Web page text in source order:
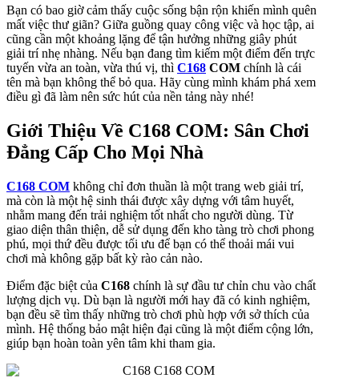
Bạn có bao giờ cảm thấy cuộc sống bận rộn khiến mình quên
mất việc thư giãn? Giữa guồng quay công việc và học tập, ai
cũng cần một khoảng lặng để tận hưởng những giây phút
giải trí nhẹ nhàng. Nếu bạn đang tìm kiếm một điểm đến trực
tuyến vừa an toàn, vừa thú vị, thì C168 COM chính là cái
tên mà bạn không thể bỏ qua. Hãy cùng mình khám phá xem
điều gì đã làm nên sức hút của nền tảng này nhé!
Giới Thiệu Về C168 COM: Sân Chơi
Đẳng Cấp Cho Mọi Nhà
C168 COM không chỉ đơn thuần là một trang web giải trí,
mà còn là một hệ sinh thái được xây dựng với tâm huyết,
nhằm mang đến trải nghiệm tốt nhất cho người dùng. Từ
giao diện thân thiện, dễ sử dụng đến kho tàng trò chơi phong
phú, mọi thứ đều được tối ưu để bạn có thể thoải mái vui
chơi mà không gặp bất kỳ rào cản nào.
Điểm đặc biệt của C168 chính là sự đầu tư chỉn chu vào chất
lượng dịch vụ. Dù bạn là người mới hay đã có kinh nghiệm,
bạn đều sẽ tìm thấy những trò chơi phù hợp với sở thích của
mình. Hệ thống bảo mật hiện đại cũng là một điểm cộng lớn,
giúp bạn hoàn toàn yên tâm khi tham gia.